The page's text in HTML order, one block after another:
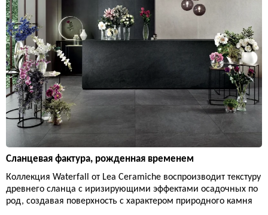
Сланцевая фактура, рожденная временем
Коллекция Waterfall от Lea Ceramiche воспроизводит текстуру
древнего сланца с иризирующими эффектами осадочных по
род, создавая поверхность с характером природного камня